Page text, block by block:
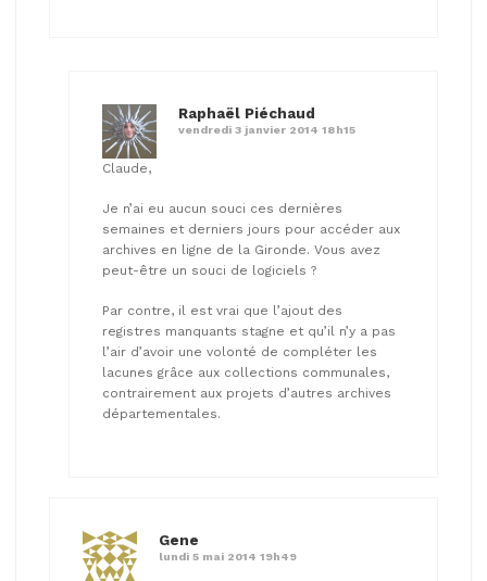
Raphaël Piéchaud
vendredi 3 janvier 2014 18h15
Claude,
Je n’ai eu aucun souci ces dernières
semaines et derniers jours pour accéder aux
archives en ligne de la Gironde. Vous avez
peut-être un souci de logiciels ?
Par contre, il est vrai que l’ajout des
registres manquants stagne et qu’il n’y a pas
l’air d’avoir une volonté de compléter les
lacunes grâce aux collections communales,
contrairement aux projets d’autres archives
départementales.
Gene
lundi 5 mai 2014 19h49